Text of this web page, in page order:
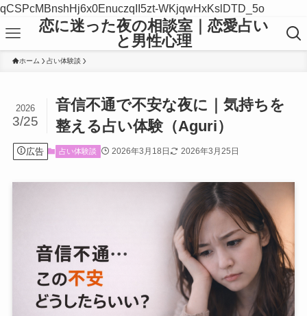
qCSPcMBnshHj6x0EnuczqII5zt-WKjqwHxKslDTD_5o
恋に迷った夜の相談室｜恋愛占い
と男性心理
ホーム 占い体験談
音信不通で不安な夜に｜気持ちを
整える占い体験（Aguri）
2026
3/25
広告 占い体験談 2026年3月18日 2026年3月25日